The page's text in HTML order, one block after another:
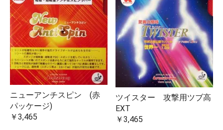
ニューアンチスピン (赤
パッケージ)
￥3,465
ツイスター 攻撃用ツブ高
EXT
￥3,465